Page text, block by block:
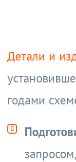
Детали и
годами